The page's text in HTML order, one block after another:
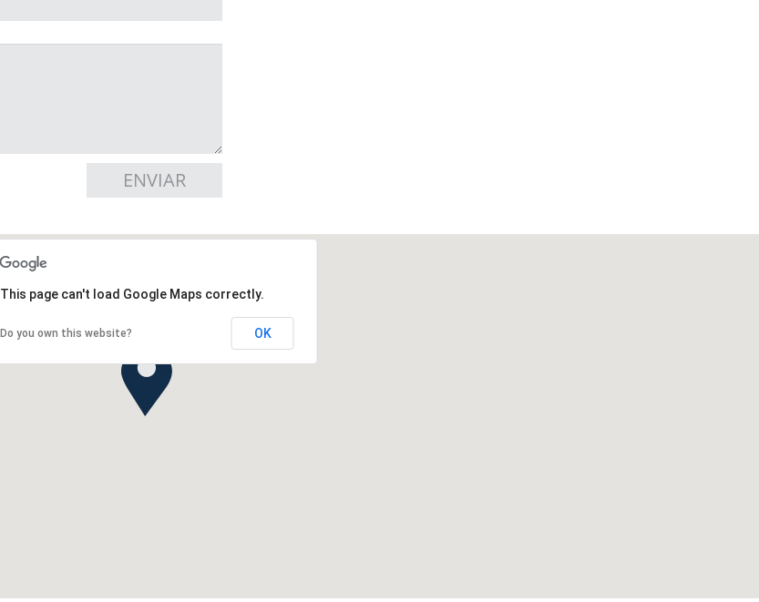
ENVIAR
This page can't load Google Maps correctly.
Do you own this website? OK